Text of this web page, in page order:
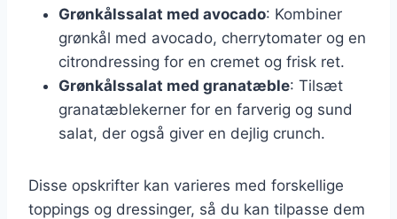
Grønkålssalat med avocado: Kombiner
grønkål med avocado, cherrytomater og en
citrondressing for en cremet og frisk ret.
Grønkålssalat med granatæble: Tilsæt
granatæblekerner for en farverig og sund
salat, der også giver en dejlig crunch.
Disse opskrifter kan varieres med forskellige
toppings og dressinger, så du kan tilpasse dem